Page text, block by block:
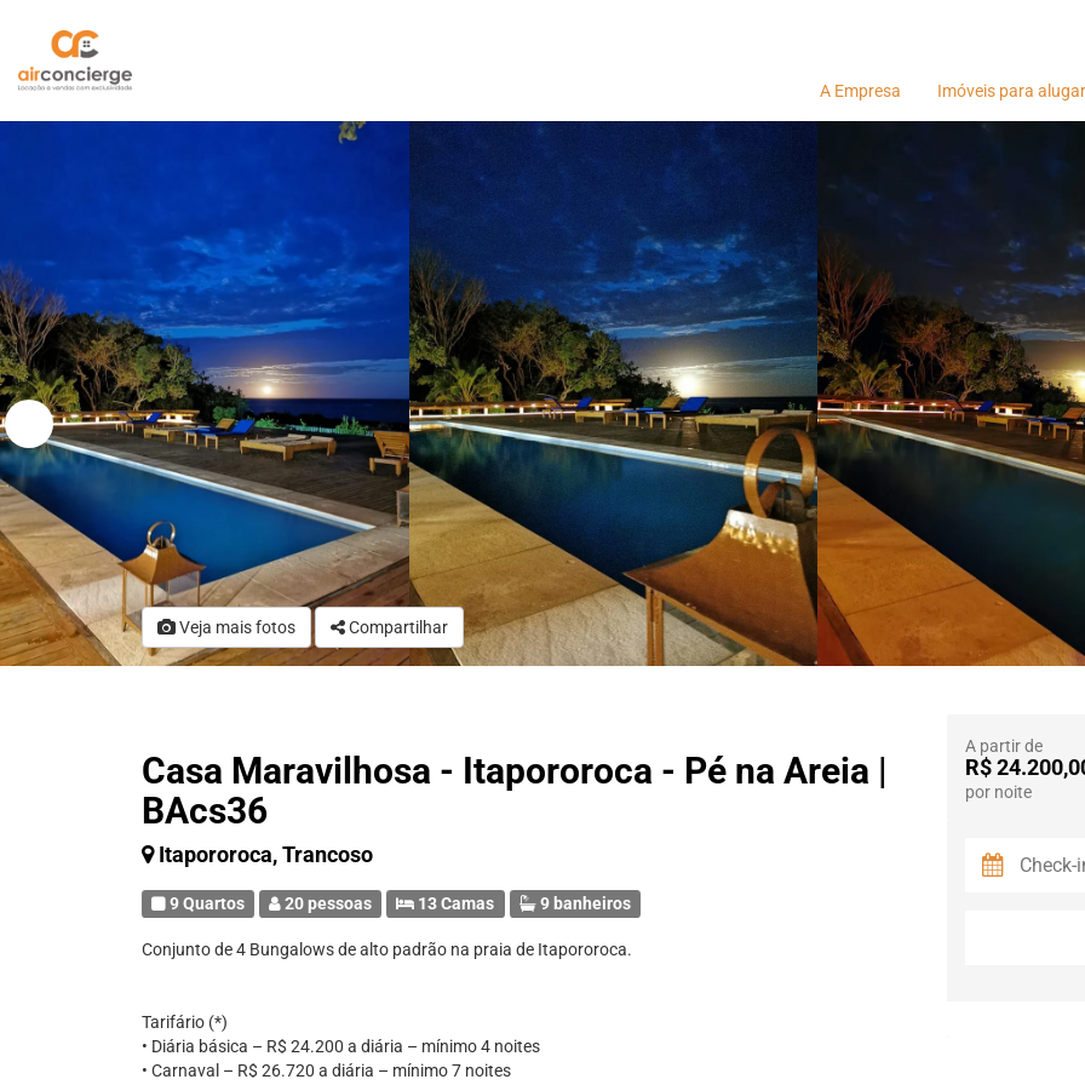
A Empresa Imóveis para alugar
Veja mais fotos Compartilhar
Casa Maravilhosa - Itapororoca - Pé na Areia |
BAcs36
Itapororoca, Trancoso
9 Quartos 20 pessoas 13 Camas 9 banheiros
Conjunto de 4 Bungalows de alto padrão na praia de Itapororoca.
Tarifário (*)
• Diária básica – R$ 24.200 a diária – mínimo 4 noites
• Carnaval – R$ 26.720 a diária – mínimo 7 noites
A partir de
R$
por noite